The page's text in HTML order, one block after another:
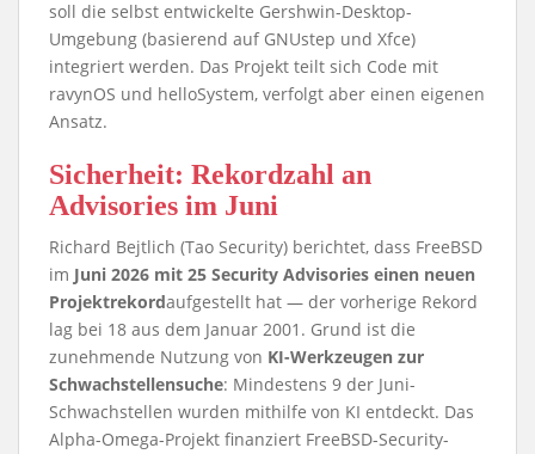
soll die selbst entwickelte Gershwin-Desktop-
Umgebung (basierend auf GNUstep und Xfce)
integriert werden. Das Projekt teilt sich Code mit
ravynOS und helloSystem, verfolgt aber einen eigenen
Ansatz.
Sicherheit: Rekordzahl an
Advisories im Juni
Richard Bejtlich (Tao Security) berichtet, dass FreeBSD
im Juni 2026 mit 25 Security Advisories einen neuen
Projektrekordaufgestellt hat — der vorherige Rekord
lag bei 18 aus dem Januar 2001. Grund ist die
zunehmende Nutzung von KI-Werkzeugen zur
Schwachstellensuche: Mindestens 9 der Juni-
Schwachstellen wurden mithilfe von KI entdeckt. Das
Alpha-Omega-Projekt finanziert FreeBSD-Security-